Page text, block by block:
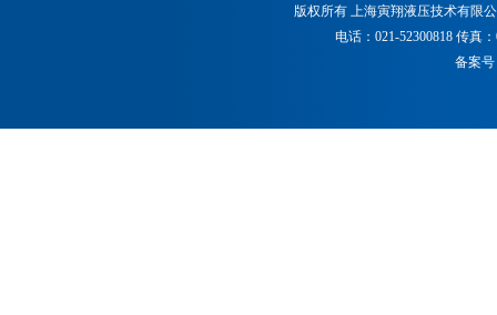
版权所有 上海寅翔液压技术有限
电话：021-52300818 传真
备案号